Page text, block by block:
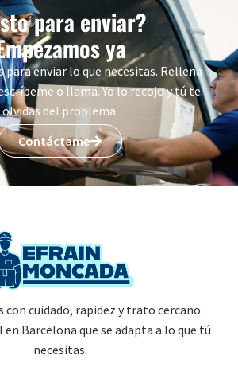
para enviar?
ya
para enviar lo que necesitas. Rellena
o llama. Yo lo recojo y tú te
olvidas del problema.
Contáctame
con cuidado, rapidez y trato cercano.
Barcelona que se adapta a lo que tú
necesitas.